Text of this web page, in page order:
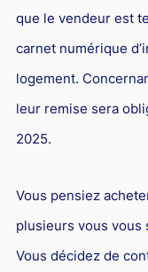
Énergie
Droit de la
Jurisprudences et
Droit de la
Droit du sport
que le vendeur est
carnet numérique
logement.
leur remise sera
2025.
Vous pensiez
plusieurs vous vous
Vous décidez de